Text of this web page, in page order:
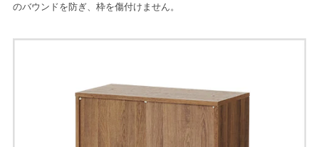
のバウンドを防ぎ、枠を傷付けません。